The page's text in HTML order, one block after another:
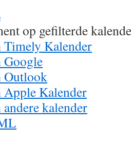
op gefilterde
Timely Kalender
Google
Outlook
Apple Kalender
andere kalender